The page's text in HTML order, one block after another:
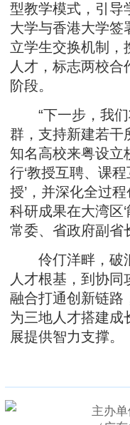
型教学模式，引导
大学与香港大学签
立学生交换机制，
人才，标志两校
阶段。
“下一步，我们
群，支持新建若干
知名高校来粤设立
行‘教授互聘、课
授’，并深化全过
科研成果在大湾区
常委、省政府副省
伶仃洋畔，破浪
人才根基，到协
融合打通创新链路
为三地人才搭建成
展提供智力支撑。
主办